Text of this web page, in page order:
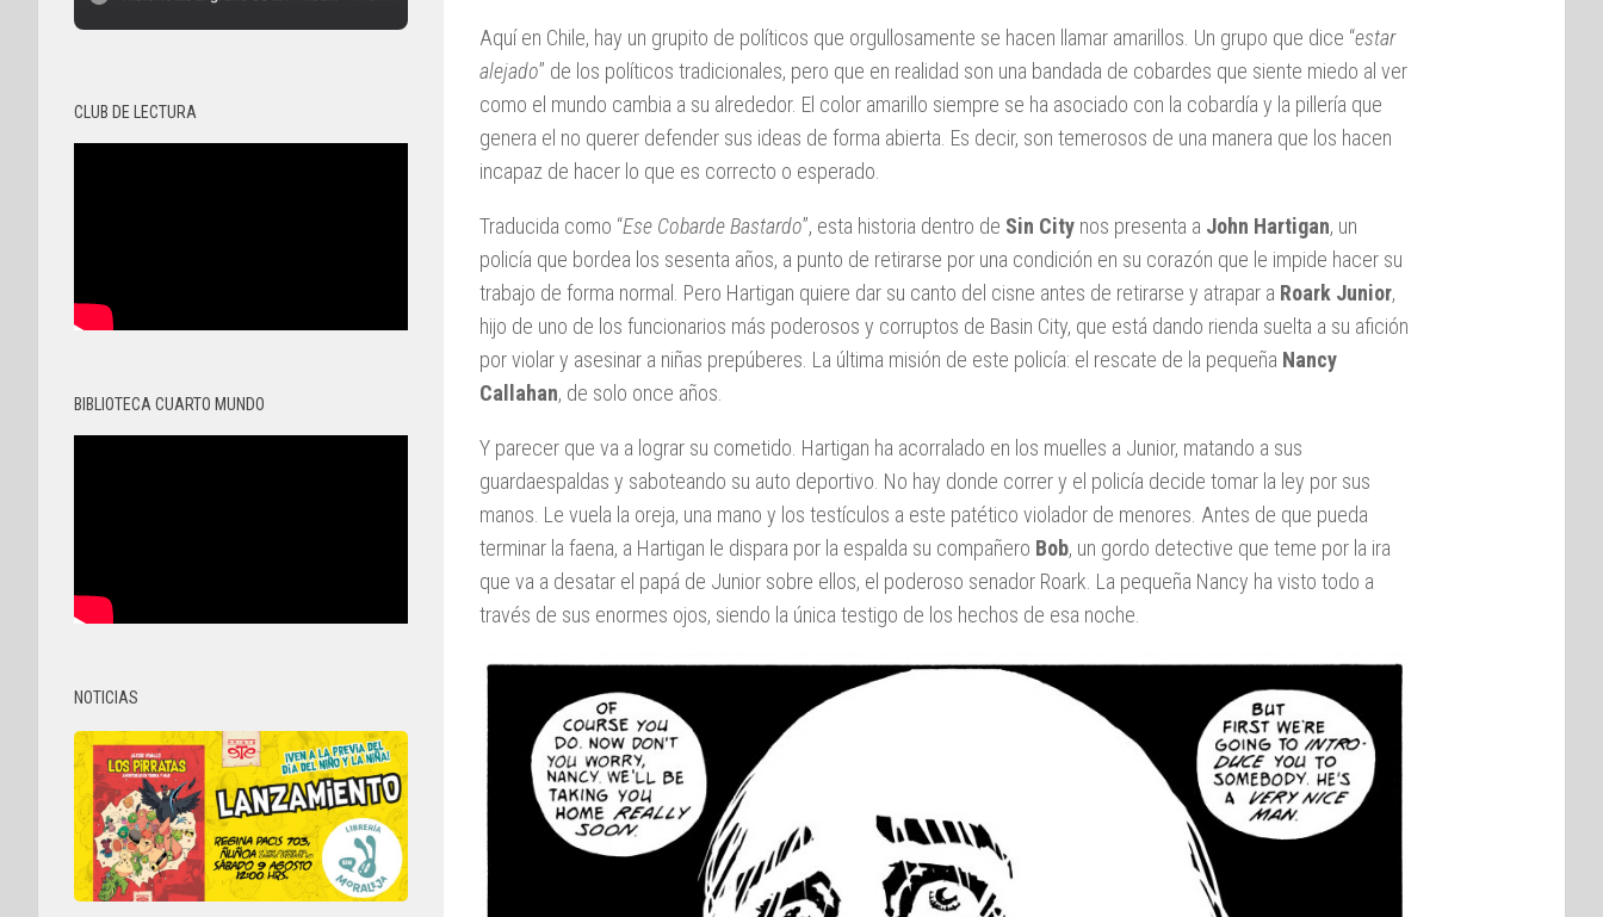
Aquí en Chile, hay un grupito de políticos que orgullosamente se hacen llamar amarillos. Un grupo que dice “estar
alejado” de los políticos tradicionales, pero que en realidad son una bandada de cobardes que siente miedo al ver
como el mundo cambia a su alrededor. El color amarillo siempre se ha asociado con la cobardía y la pillería que
genera el no querer defender sus ideas de forma abierta. Es decir, son temerosos de una manera que los hacen
incapaz de hacer lo que es correcto o esperado.
Traducida como “Ese Cobarde Bastardo”, esta historia dentro de Sin City nos presenta a John Hartigan, un
policía que bordea los sesenta años, a punto de retirarse por una condición en su corazón que le impide hacer su
trabajo de forma normal. Pero Hartigan quiere dar su canto del cisne antes de retirarse y atrapar a Roark Junior,
hijo de uno de los funcionarios más poderosos y corruptos de Basin City, que está dando rienda suelta a su afición
por violar y asesinar a niñas prepúberes. La última misión de este policía: el rescate de la pequeña Nancy
Callahan, de solo once años.
Y parecer que va a lograr su cometido. Hartigan ha acorralado en los muelles a Junior, matando a sus
guardaespaldas y saboteando su auto deportivo. No hay donde correr y el policía decide tomar la ley por sus
manos. Le vuela la oreja, una mano y los testículos a este patético violador de menores. Antes de que pueda
terminar la faena, a Hartigan le dispara por la espalda su compañero Bob, un gordo detective que teme por la ira
que va a desatar el papá de Junior sobre ellos, el poderoso senador Roark. La pequeña Nancy ha visto todo a
través de sus enormes ojos, siendo la única testigo de los hechos de esa noche.
CLUB DE LECTURA
BIBLIOTECA CUARTO MUNDO
NOTICIAS